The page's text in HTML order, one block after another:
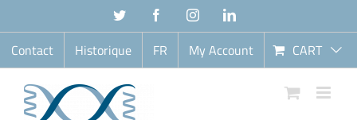
content
Twitter FacebookInstagramLinkedIn
Contact Historique FR My Account CART